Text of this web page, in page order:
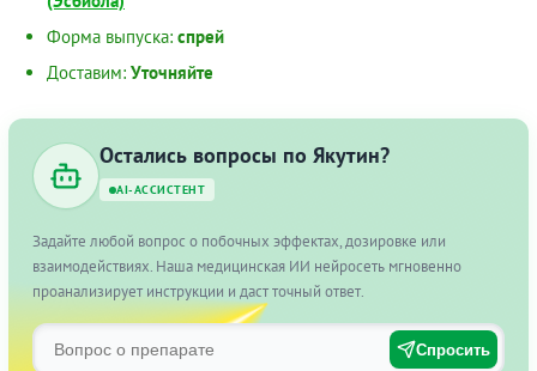
Форма выпуска: спрей
Доставим: Уточняйте
Остались вопросы по Якутин?
AI-АССИСТЕНТ
Задайте любой вопрос о побочных эффектах, дозировке или
взаимодействиях. Наша медицинская ИИ нейросеть мгновенно
проанализирует инструкции и даст точный ответ.
Спросить